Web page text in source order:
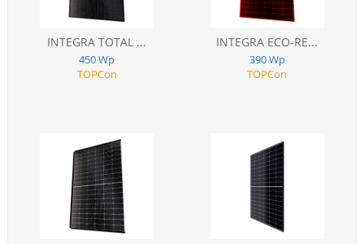
INTEGRA TOTAL ...
450 Wp
TOPCon
INTEGRA ECO-RE...
390 Wp
TOPCon